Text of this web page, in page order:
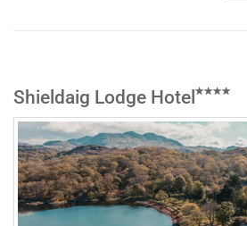
Shieldaig Lodge Hotel